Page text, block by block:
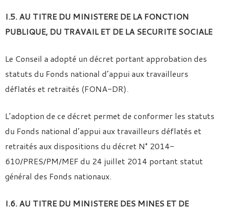
I.5. AU TITRE DU MINISTERE DE LA FONCTION
PUBLIQUE, DU TRAVAIL ET DE LA SECURITE SOCIALE
Le Conseil a adopté un décret portant approbation des
statuts du Fonds national d’appui aux travailleurs
déflatés et retraités (FONA-DR).
L’adoption de ce décret permet de conformer les statuts
du Fonds national d’appui aux travailleurs déflatés et
retraités aux dispositions du décret N° 2014-
610/PRES/PM/MEF du 24 juillet 2014 portant statut
général des Fonds nationaux.
I.6. AU TITRE DU MINISTERE DES MINES ET DE